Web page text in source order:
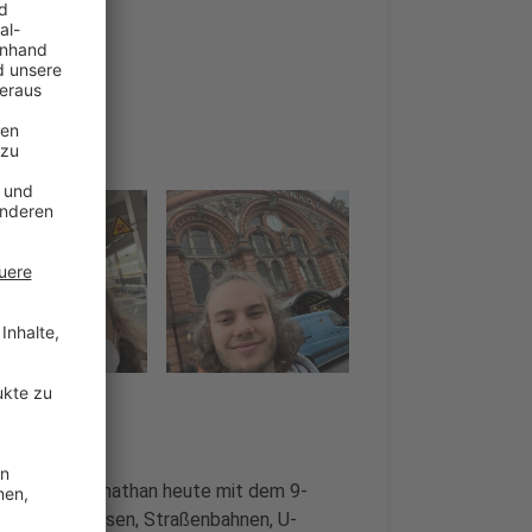
Jonathan heute mit dem 9-
allen Bussen, Straßenbahnen, U-